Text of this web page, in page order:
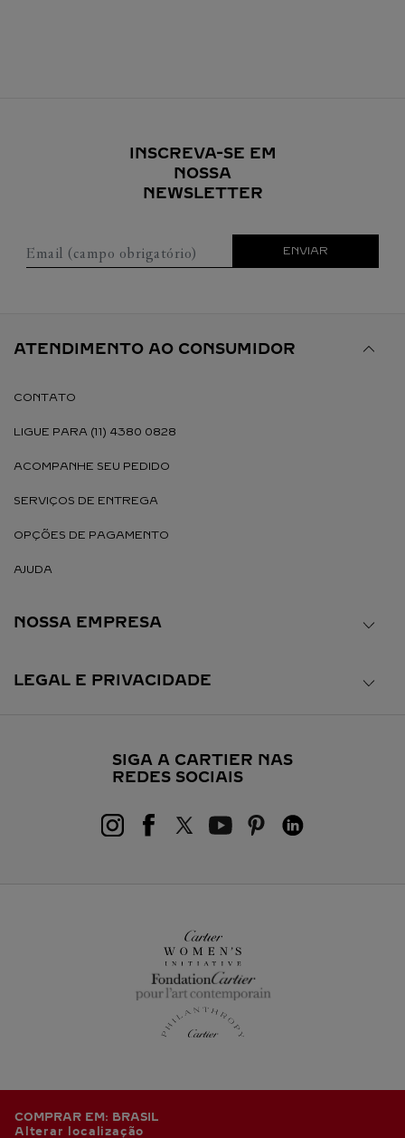
INSCREVA-SE EM
NOSSA
NEWSLETTER
Email (campo obrigatório) ENVIAR
ATENDIMENTO AO CONSUMIDOR
CONTATO
LIGUE PARA (11) 4380 0828
ACOMPANHE SEU PEDIDO
SERVIÇOS DE ENTREGA
OPÇÕES DE PAGAMENTO
AJUDA
NOSSA EMPRESA
LEGAL E PRIVACIDADE
SIGA A CARTIER NAS
REDES SOCIAIS
COMPRAR EM: BRASIL
Alterar localização